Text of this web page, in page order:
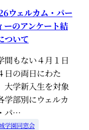
ウェルカム・パー
ーのアンケート結
ついて
間もない４月１日
日の両日にわた
大学新入生を対象
学部別にウェルカ
パ…
学園同窓会